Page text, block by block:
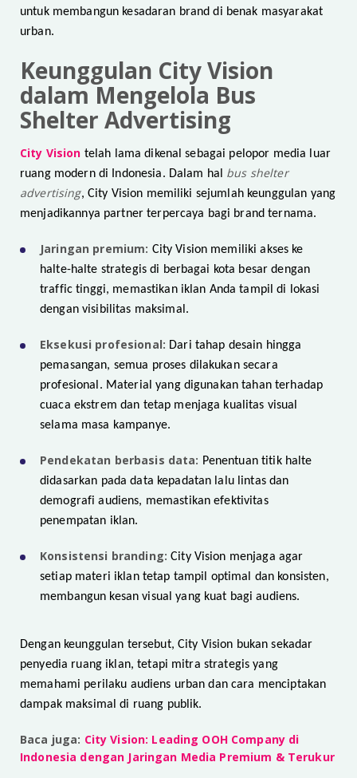
untuk membangun kesadaran brand di benak masyarakat
urban.
Keunggulan City Vision
dalam Mengelola Bus
Shelter Advertising
City Vision telah lama dikenal sebagai pelopor media luar
ruang modern di Indonesia. Dalam hal
bus shelter
advertising, City Vision memiliki sejumlah keunggulan yang
menjadikannya partner terpercaya bagi brand ternama.
Jaringan premium: City Vision memiliki akses ke
halte-halte strategis di berbagai kota besar dengan
traffic tinggi, memastikan iklan Anda tampil di lokasi
dengan visibilitas maksimal.
Eksekusi profesional: Dari tahap desain hingga
pemasangan, semua proses dilakukan secara
profesional. Material yang digunakan tahan terhadap
cuaca ekstrem dan tetap menjaga kualitas visual
selama masa kampanye.
Pendekatan berbasis data: Penentuan titik halte
didasarkan pada data kepadatan lalu lintas dan
demografi audiens, memastikan efektivitas
penempatan iklan.
Konsistensi branding: City Vision menjaga agar
setiap materi iklan tetap tampil optimal dan konsisten,
membangun kesan visual yang kuat bagi audiens.
Dengan keunggulan tersebut, City Vision bukan sekadar
penyedia ruang iklan, tetapi mitra strategis yang
memahami perilaku audiens urban dan cara menciptakan
dampak maksimal di ruang publik.
Baca juga: City Vision: Leading OOH Company di
Indonesia dengan Jaringan Media Premium & Terukur